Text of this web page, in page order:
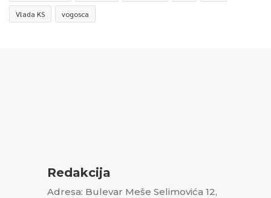
Vlada KS vogosca
Redakcija
Adresa: Bulevar Meše Selimovića 12,